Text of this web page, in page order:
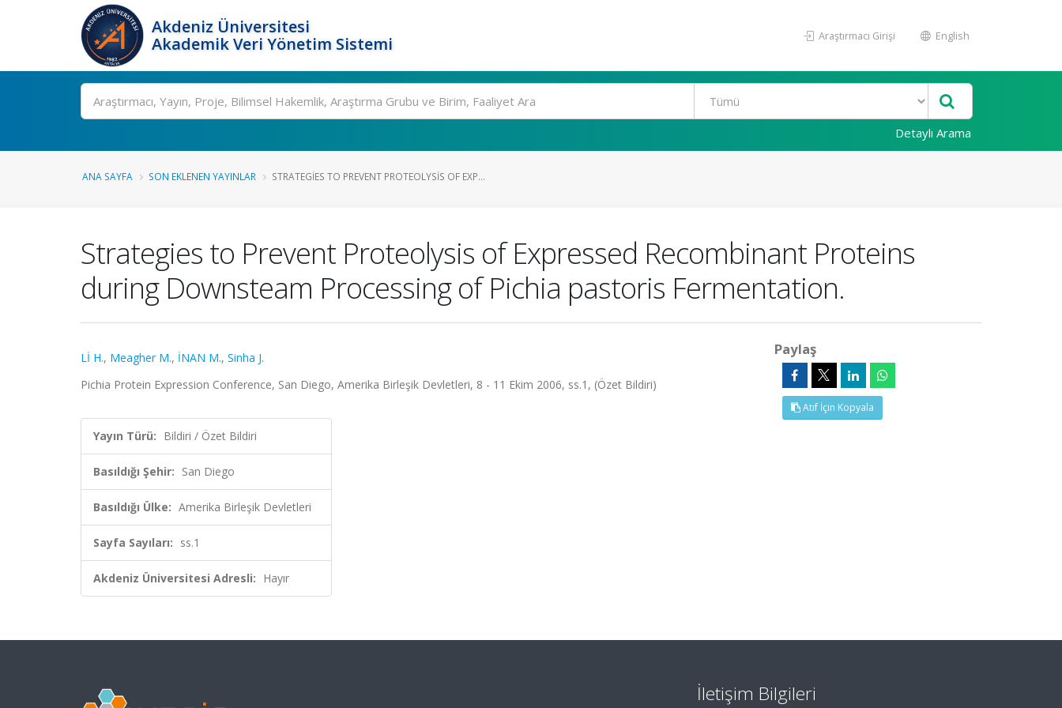
Akdeniz Üniversitesi
Akademik Veri Yönetim Sistemi
Araştırmacı Girişi English
Ara
Detaylı Arama
ANA SAYFA SON EKLENEN YAYINLAR STRATEGIES TO PREVENT PROTEOLYSIS OF EXP...
Strategies to Prevent Proteolysis of Expressed Recombinant Proteins
during Downsteam Processing of Pichia pastoris Fermentation.
Lİ H., Meagher M., İNAN M., Sinha J.
Pichia Protein Expression Conference, San Diego, Amerika Birleşik Devletleri, 8 - 11 Ekim 2006, ss.1, (Özet Bildiri)
Yayın Türü: Bildiri / Özet Bildiri
Basıldığı Şehir: San Diego
Basıldığı Ülke: Amerika Birleşik Devletleri
Sayfa Sayıları: ss.1
Akdeniz Üniversitesi Adresli: Hayır
Paylaş
Atıf İçin Kopyala
İletişim Bilgileri